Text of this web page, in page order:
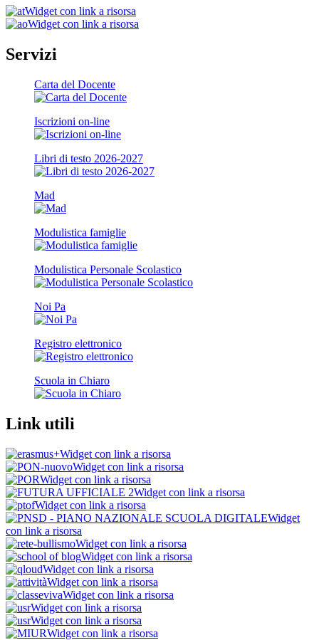
Widget con link a risorsa
Widget con link a risorsa
Servizi
Carta del Docente
Iscrizioni on-line
Libri di testo 2026-2027
Mad
Modulistica famiglie
Modulistica Personale Scolastico
Noi Pa
Registro elettronico
Scuola in Chiaro
Link utili
Widget con link a risorsa
Widget con link a risorsa
Widget con link a risorsa
Widget con link a risorsa
Widget con link a risorsa
Widget
con link a risorsa
Widget con link a risorsa
Widget con link a risorsa
Widget con link a risorsa
Widget con link a risorsa
Widget con link a risorsa
Widget con link a risorsa
Widget con link a risorsa
Widget con link a risorsa